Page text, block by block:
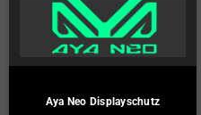
Aya Neo Displayschutz